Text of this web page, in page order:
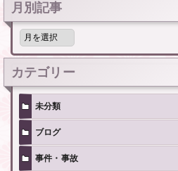
月別記事
月
記
事
カテゴリー
未分類
ブログ
事件・事故